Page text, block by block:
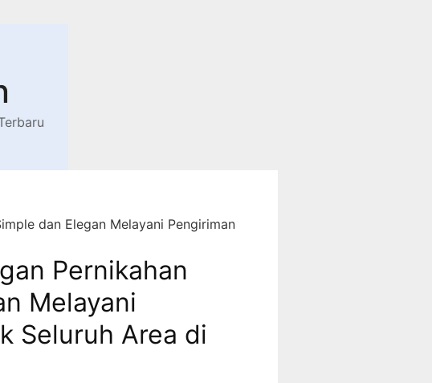
dan Elegan Melayani Pengiriman
Pernikahan
Melayani
Seluruh Area di